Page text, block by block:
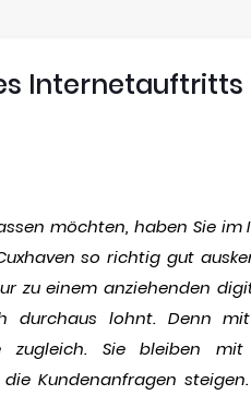
Internetauftritts
möchten, haben Sie
so richtig gut
zu einem anziehenden
durchaus lohnt. Denn
zugleich. Sie bleiben
Kundenanfragen